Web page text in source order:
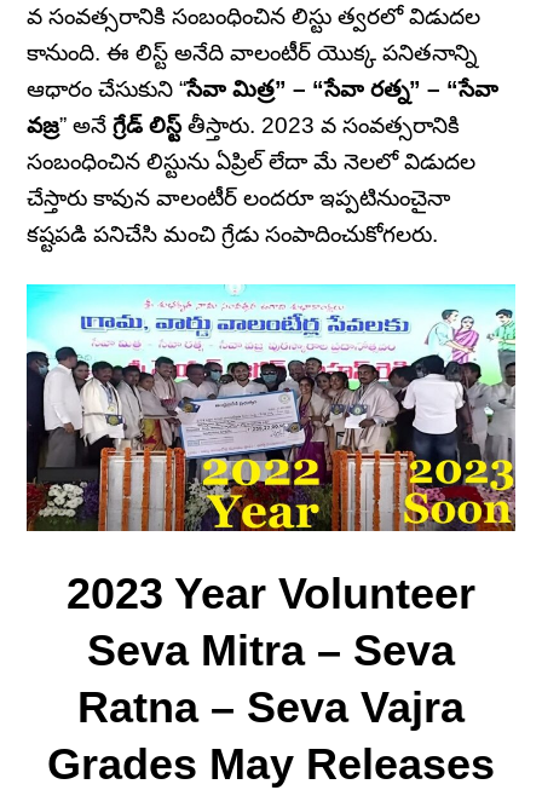
వ సంవత్సరానికి సంబంధించిన లిస్టు త్వరలో విడుదల
కానుంది. ఈ లిస్ట్ అనేది వాలంటీర్ యొక్క పనితనాన్ని
ఆధారం చేసుకుని “సేవా మిత్ర” – “సేవా రత్న” – “సేవా
వజ్ర” అనేగ్రేడ్‌ లిస్ట్తీస్తారు. 2023 వ సంవత్సరానికి
సంబంధించిన లిస్టును ఏప్రిల్ లేదా మే నెలలో విడుదల
చేస్తారు కావున వాలంటీర్ లందరూ ఇప్పటినుంచైనా
కష్టపడి పనిచేసి మంచి గ్రేడు సంపాదించుకోగలరు.
2023 Year Volunteer
Seva Mitra – Seva
Ratna – Seva Vajra
Grades May Releases